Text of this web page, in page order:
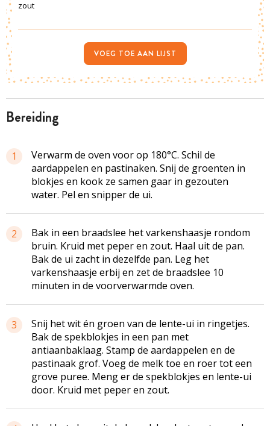
bereiding
1
Verwarm de oven voor op 180°C. Schil de
aardappelen en pastinaken. Snij de groenten in
blokjes en kook ze samen gaar in gezouten
water. Pel en snipper de ui.
2
Bak in een braadslee het varkenshaasje rondom
bruin. Kruid met peper en zout. Haal uit de pan.
Bak de ui zacht in dezelfde pan. Leg het
varkenshaasje erbij en zet de braadslee 10
minuten in de voorverwarmde oven.
3
Snij het wit én groen van de lente-ui in ringetjes.
Bak de spekblokjes in een pan met
antiaanbaklaag. Stamp de aardappelen en de
pastinaak grof. Voeg de melk toe en roer tot een
grove puree. Meng er de spekblokjes en lente-ui
door. Kruid met peper en zout.
zout
VOEG TOE AAN LIJST